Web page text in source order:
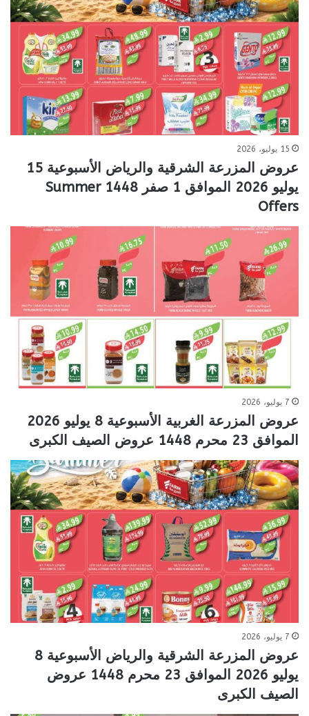
15 يوليو، 2026
عروض المزرعة الشرقية والرياض الأسبوعية 15
يوليو 2026 الموافق 1 صفر 1448 Summer
Offers
7 يوليو، 2026
عروض المزرعة الغربية الأسبوعية 8 يوليو 2026
الموافق 23 محرم 1448 عروض الصيف الكبرى
7 يوليو، 2026
عروض المزرعة الشرقية والرياض الأسبوعية 8
يوليو 2026 الموافق 23 محرم 1448 عروض
الصيف الكبرى